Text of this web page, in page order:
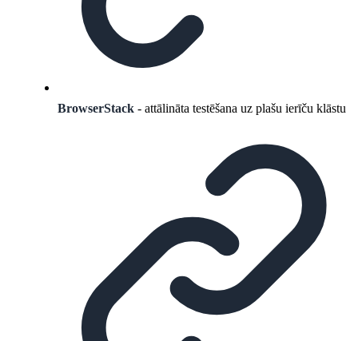
BrowserStack - attālināta testēšana uz plašu ierīču klāstu